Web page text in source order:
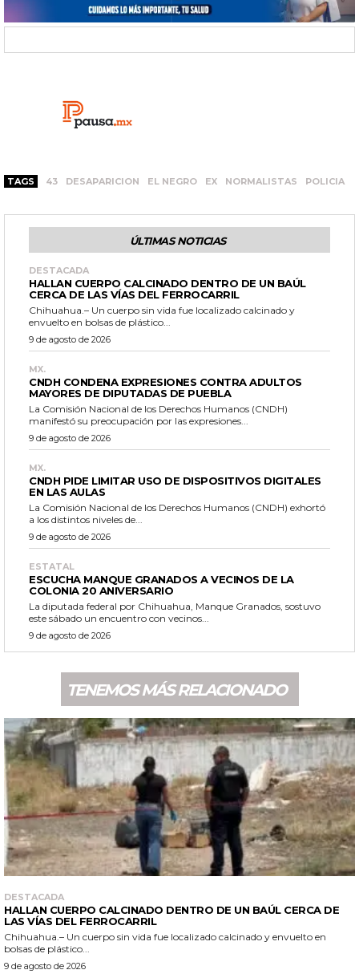
TAGS 43 DESAPARICION EL NEGRO EX NORMALISTAS POLICIA
ÚLTIMAS NOTICIAS
DESTACADA
HALLAN CUERPO CALCINADO DENTRO DE UN BAÚL
CERCA DE LAS VÍAS DEL FERROCARRIL
Chihuahua.– Un cuerpo sin vida fue localizado calcinado y
envuelto en bolsas de plástico...
9 de agosto de 2026
MX.
CNDH CONDENA EXPRESIONES CONTRA ADULTOS
MAYORES DE DIPUTADAS DE PUEBLA
La Comisión Nacional de los Derechos Humanos (CNDH)
manifestó su preocupación por las expresiones...
9 de agosto de 2026
MX.
CNDH PIDE LIMITAR USO DE DISPOSITIVOS DIGITALES
EN LAS AULAS
La Comisión Nacional de los Derechos Humanos (CNDH) exhortó
a los distintos niveles de...
9 de agosto de 2026
ESTATAL
ESCUCHA MANQUE GRANADOS A VECINOS DE LA
COLONIA 20 ANIVERSARIO
La diputada federal por Chihuahua, Manque Granados, sostuvo
este sábado un encuentro con vecinos...
9 de agosto de 2026
TENEMOS MÁS RELACIONADO
DESTACADA
HALLAN CUERPO CALCINADO DENTRO DE UN BAÚL CERCA DE
LAS VÍAS DEL FERROCARRIL
Chihuahua.– Un cuerpo sin vida fue localizado calcinado y envuelto en
bolsas de plástico...
9 de agosto de 2026